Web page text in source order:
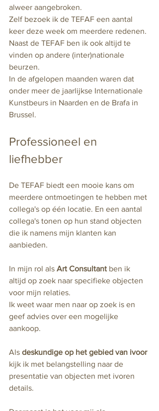
alweer aangebroken.
Zelf bezoek ik de TEFAF een aantal
keer deze week om meerdere redenen.
Naast de TEFAF ben ik ook altijd te
vinden op andere (inter)nationale
beurzen.
In de afgelopen maanden waren dat
onder meer de jaarlijkse Internationale
Kunstbeurs in Naarden en de Brafa in
Brussel.
Professioneel en
liefhebber
De TEFAF biedt een mooie kans om
meerdere ontmoetingen te hebben met
collega's op één locatie. En een aantal
collega's tonen op hun stand objecten
die ik namens mijn klanten kan
aanbieden.
In mijn rol als Art Consultant ben ik
altijd op zoek naar specifieke objecten
voor mijn relaties.
Ik weet waar men naar op zoek is en
geef advies over een mogelijke
aankoop.
Als deskundige op het gebied van ivoor
kijk ik met belangstelling naar de
presentatie van objecten met ivoren
details.